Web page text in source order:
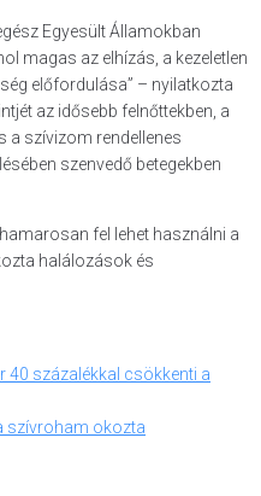
Egyesült Államokban
magas az elhízás, a kezeletlen
előfordulása” – nyilatkozta
az idősebb felnőttekben, a
a szívizom rendellenes
szenvedő betegekben
fel lehet használni a
halálozások és
40 százalékkal csökkenti a
szívroham okozta